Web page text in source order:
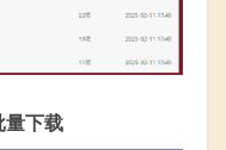
量下载